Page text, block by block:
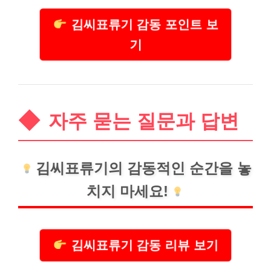
김씨표류기 감동 포인트 보
기
자주 묻는 질문과 답변
김씨표류기의 감동적인 순간을 놓
치지 마세요!
김씨표류기 감동 리뷰 보기